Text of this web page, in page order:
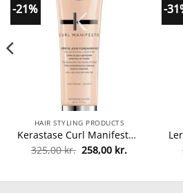
-21%
HAIR STYLING PRODUCTS
Kerastase Curl Manifesto Creme De Jour Fondamentale Leave-In 150 ml fra Kerastase
325,00kr. Den
oprindelige
325,00 kr..
258,00 kr.Den
258,00 kr..
-
kr..